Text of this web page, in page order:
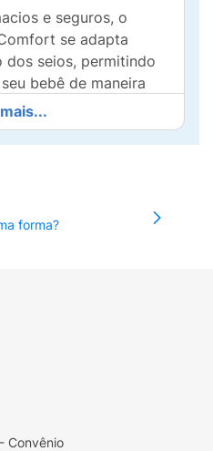
e seguros, o
se adapta
seios, permitindo
bebê de maneira
um
para armazenar o
e prática,
para mamães que
e garantir
da Buba,
forma?
Convênio